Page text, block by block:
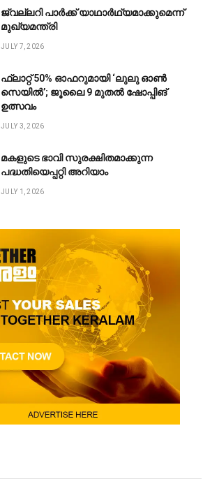
ജ്വല്ലറി പാർക്ക് യാഥാർഥ്യമാക്കുമെന്ന്
മുഖ്യമന്ത്രി
JULY 7, 2026
ഫ്ലാറ്റ് 50% ഓഫറുമായി ‘ലുലു ഓൺ
സെയിൽ’; ജൂലൈ 9 മുതൽ ഷോപ്പിങ്
ഉത്സവം
JULY 3, 2026
മകളുടെ ഭാവി സുരക്ഷിതമാക്കുന്ന
പദ്ധതിയെപ്പറ്റി അറിയാം
JULY 1, 2026